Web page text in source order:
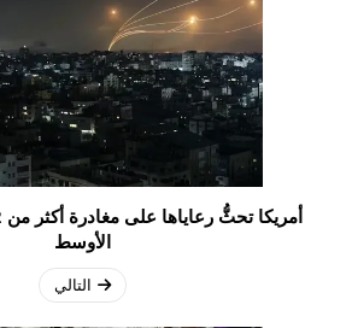
الأوسط
التالي